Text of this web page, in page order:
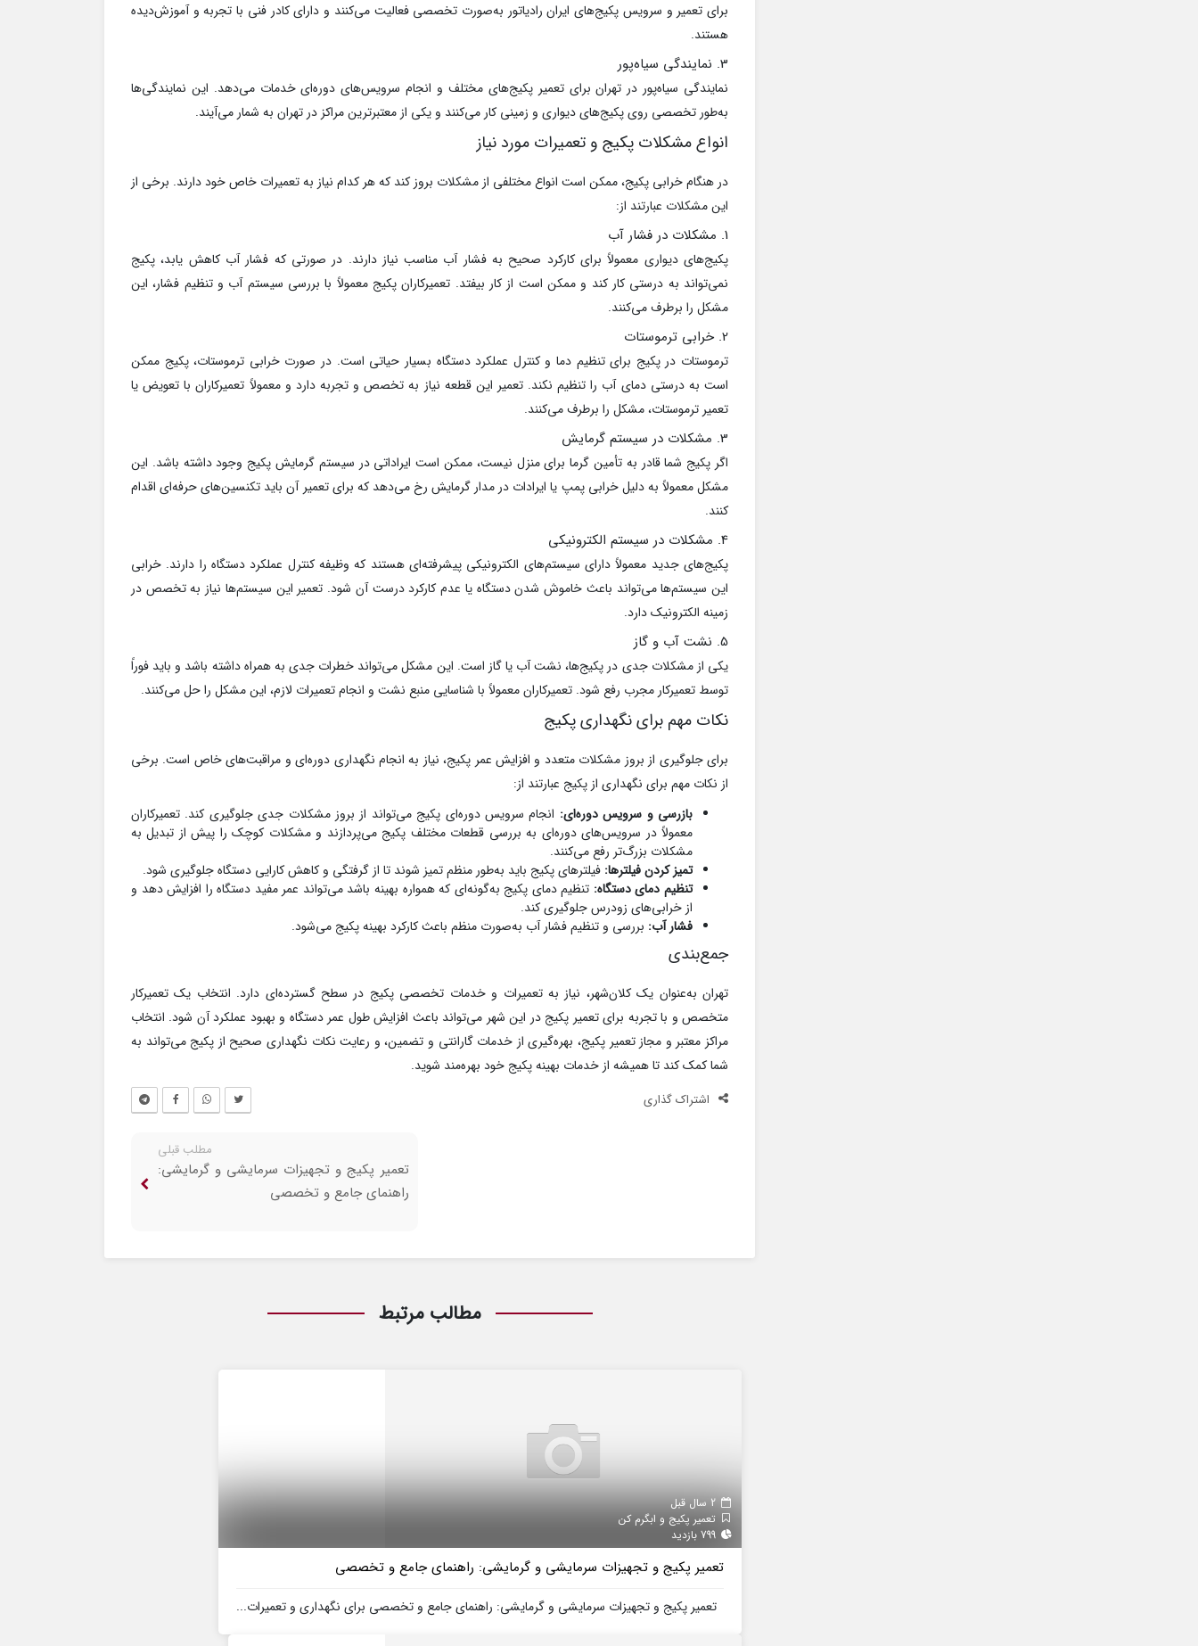
برای تعمیر و سرویس پکیج‌های ایران رادیاتور به‌صورت تخصصی فعالیت می‌کنند و دارای کادر فنی با تجربه و آموزش‌دیده
هستند.
3. نمایندگی سیاه‌پور
نمایندگی سیاه‌پور در تهران برای تعمیر پکیج‌های مختلف و انجام سرویس‌های دوره‌ای خدمات می‌دهد. این نمایندگی‌ها
به‌طور تخصصی روی پکیج‌های دیواری و زمینی کار می‌کنند و یکی از معتبرترین مراکز در تهران به شمار می‌آیند.
انواع مشکلات پکیج و تعمیرات مورد نیاز
در هنگام خرابی پکیج، ممکن است انواع مختلفی از مشکلات بروز کند که هر کدام نیاز به تعمیرات خاص خود دارند. برخی از
این مشکلات عبارتند از:
1. مشکلات در فشار آب
پکیج‌های دیواری معمولاً برای کارکرد صحیح به فشار آب مناسب نیاز دارند. در صورتی که فشار آب کاهش یابد، پکیج
نمی‌تواند به درستی کار کند و ممکن است از کار بیفتد. تعمیرکاران پکیج معمولاً با بررسی سیستم آب و تنظیم فشار، این
مشکل را برطرف می‌کنند.
2. خرابی ترموستات
ترموستات در پکیج برای تنظیم دما و کنترل عملکرد دستگاه بسیار حیاتی است. در صورت خرابی ترموستات، پکیج ممکن
است به درستی دمای آب را تنظیم نکند. تعمیر این قطعه نیاز به تخصص و تجربه دارد و معمولاً تعمیرکاران با تعویض یا
تعمیر ترموستات، مشکل را برطرف می‌کنند.
3. مشکلات در سیستم گرمایش
اگر پکیج شما قادر به تأمین گرما برای منزل نیست، ممکن است ایراداتی در سیستم گرمایش پکیج وجود داشته باشد. این
مشکل معمولاً به دلیل خرابی پمپ یا ایرادات در مدار گرمایش رخ می‌دهد که برای تعمیر آن باید تکنسین‌های حرفه‌ای اقدام
کنند.
4. مشکلات در سیستم الکترونیکی
پکیج‌های جدید معمولاً دارای سیستم‌های الکترونیکی پیشرفته‌ای هستند که وظیفه کنترل عملکرد دستگاه را دارند. خرابی
این سیستم‌ها می‌تواند باعث خاموش شدن دستگاه یا عدم کارکرد درست آن شود. تعمیر این سیستم‌ها نیاز به تخصص در
زمینه الکترونیک دارد.
5. نشت آب و گاز
یکی از مشکلات جدی در پکیج‌ها، نشت آب یا گاز است. این مشکل می‌تواند خطرات جدی به همراه داشته باشد و باید فوراً
توسط تعمیرکار مجرب رفع شود. تعمیرکاران معمولاً با شناسایی منبع نشت و انجام تعمیرات لازم، این مشکل را حل می‌کنند.
نکات مهم برای نگهداری پکیج
برای جلوگیری از بروز مشکلات متعدد و افزایش عمر پکیج، نیاز به انجام نگهداری دوره‌ای و مراقبت‌های خاص است. برخی
از نکات مهم برای نگهداری از پکیج عبارتند از:
بازرسی و سرویس دوره‌ای: انجام سرویس دوره‌ای پکیج می‌تواند از بروز مشکلات جدی جلوگیری کند. تعمیرکاران
معمولاً در سرویس‌های دوره‌ای به بررسی قطعات مختلف پکیج می‌پردازند و مشکلات کوچک را پیش از تبدیل به
مشکلات بزرگ‌تر رفع می‌کنند.
تمیز کردن فیلترها: فیلترهای پکیج باید به‌طور منظم تمیز شوند تا از گرفتگی و کاهش کارایی دستگاه جلوگیری شود.
تنظیم دمای دستگاه: تنظیم دمای پکیج به‌گونه‌ای که همواره بهینه باشد می‌تواند عمر مفید دستگاه را افزایش دهد و
از خرابی‌های زودرس جلوگیری کند.
فشار آب: بررسی و تنظیم فشار آب به‌صورت منظم باعث کارکرد بهینه پکیج می‌شود.
جمع‌بندی
تهران به‌عنوان یک کلان‌شهر، نیاز به تعمیرات و خدمات تخصصی پکیج در سطح گسترده‌ای دارد. انتخاب یک تعمیرکار
متخصص و با تجربه برای تعمیر پکیج در این شهر می‌تواند باعث افزایش طول عمر دستگاه و بهبود عملکرد آن شود. انتخاب
مراکز معتبر و مجاز تعمیر پکیج، بهره‌گیری از خدمات گارانتی و تضمین، و رعایت نکات نگهداری صحیح از پکیج می‌تواند به
شما کمک کند تا همیشه از خدمات بهینه پکیج خود بهره‌مند شوید.
اشتراک گذاری
مطلب قبلی
تعمیر پکیج و تجهیزات سرمایشی و گرمایشی:
راهنمای جامع و تخصصی
مطالب مرتبط
تعمیر پکیج و ابگرم کن
تعمیر پکیج و تجهیزات سرمایشی و گرمایشی: راهنمای جامع و تخصصی
تعمیر پکیج و تجهیزات سرمایشی و گرمایشی: راهنمای جامع و تخصصی برای نگهداری و تعمیرات...